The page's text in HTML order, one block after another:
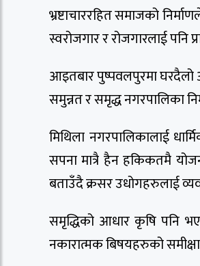
भ्रष्टाचाररहित समाजको
स्वरोजगार र रोजगारलाई पनि
आइतबार पुष्पवलपुरमा घरदैलो
समुन्नत र समृद्ध नगरपालिका
मिथिला नगरपालिकालाई
सपना मात्रै हैन हकिकतमै
बताउँदै क्रसर उधोगहरुलाई
समृद्धिको आधार कृषि पनि
नकारात्मक बिषयहरुको